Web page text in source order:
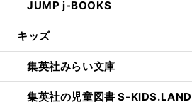
JUMP j-BOOKS
キッズ
集英社みらい文庫
集英社の児童図書 S-KIDS.LAND